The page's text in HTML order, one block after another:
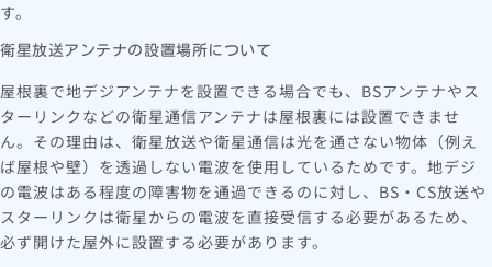
す。
衛星放送アンテナの設置場所について
屋根裏で地デジアンテナを設置できる場合でも、BSアンテナやス
ターリンクなどの衛星通信アンテナは屋根裏には設置できませ
ん。その理由は、衛星放送や衛星通信は光を通さない物体（例え
ば屋根や壁）を透過しない電波を使用しているためです。地デジ
の電波はある程度の障害物を通過できるのに対し、BS・CS放送や
スターリンクは衛星からの電波を直接受信する必要があるため、
必ず開けた屋外に設置する必要があります。